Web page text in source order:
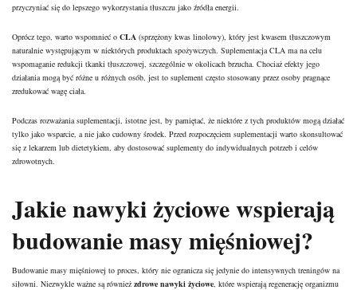
przyczyniać się do lepszego wykorzystania tłuszczu jako źródła energii.
Oprócz tego, warto wspomnieć o CLA (sprzężony kwas linolowy), który jest kwasem tłuszczowym
naturalnie występującym w niektórych produktach spożywczych. Suplementacja CLA ma na celu
wspomaganie redukcji tkanki tłuszczowej, szczególnie w okolicach brzucha. Chociaż efekty jego
działania mogą być różne u różnych osób, jest to suplement często stosowany przez osoby pragnące
zredukować wagę ciała.
Podczas rozważania suplementacji, istotne jest, by pamiętać, że niektóre z tych produktów mogą działać
tylko jako wsparcie, a nie jako cudowny środek. Przed rozpoczęciem suplementacji warto skonsultować
się z lekarzem lub dietetykiem, aby dostosować suplementy do indywidualnych potrzeb i celów
zdrowotnych.
Jakie nawyki życiowe wspierają
budowanie masy mięśniowej?
Budowanie masy mięśniowej to proces, który nie ogranicza się jedynie do intensywnych treningów na
siłowni. Niezwykle ważne są również zdrowe nawyki życiowe , które wspierają regenerację organizmu